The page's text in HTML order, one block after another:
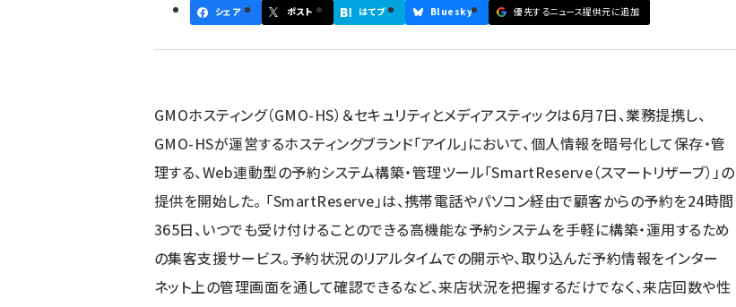
シェア ポスト はてブ Bluesky 優先するニュース提供元に追加
GMOホスティング（GMO-HS）＆セキュリティとメディアスティックは6月7日、業務提携し、
GMO-HSが運営するホスティングブランド「アイル」において、個人情報を暗号化して保存・管
理する、Web連動型の予約システム構築・管理ツール「SmartReserve（スマートリザーブ）」の
提供を開始した。 「SmartReserve」は、携帯電話やパソコン経由で顧客からの予約を24時間
365日、いつでも受け付けることのできる高機能な予約システムを手軽に構築・運用するため
の集客支援サービス。予約状況のリアルタイムでの開示や、取り込んだ予約情報をインター
ネット上の管理画面を通して確認できるなど、来店状況を把握するだけでなく、来店回数や性